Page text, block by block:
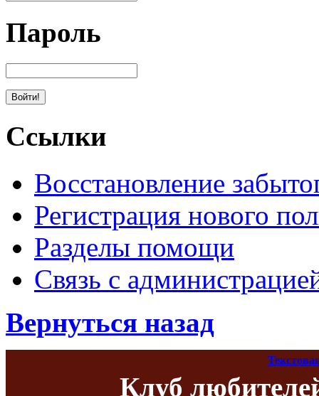
Пароль
Ссылки
Восстановление
Регистрация нового
Разделы помощи
Связь с
Вернуться назад
Клуб